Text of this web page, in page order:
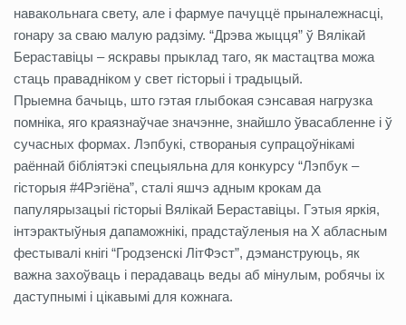
навакольнага свету, але і фармуе пачуццё прыналежнасці,
гонару за сваю малую радзіму. “Дрэва жыцця” ў Вялікай
Бераставіцы – яскравы прыклад таго, як мастацтва можа
стаць правадніком у свет гісторыі і традыцый.
Прыемна бачыць, што гэтая глыбокая сэнсавая нагрузка
помніка, яго краязнаўчае значэнне, знайшло ўвасабленне і ў
сучасных формах. Лэпбукі, створаныя супрацоўнікамі
раённай бібліятэкі спецыяльна для конкурсу “Лэпбук –
гісторыя #4Рэгіёна”, сталі яшчэ адным крокам да
папулярызацыі гісторыі Вялікай Бераставіцы. Гэтыя яркія,
інтэрактыўныя дапаможнікі, прадстаўленыя на Х абласным
фестывалі кнігі “Гродзенскі ЛітФэст”, дэманструюць, як
важна захоўваць і перадаваць веды аб мінулым, робячы іх
даступнымі і цікавымі для кожнага.